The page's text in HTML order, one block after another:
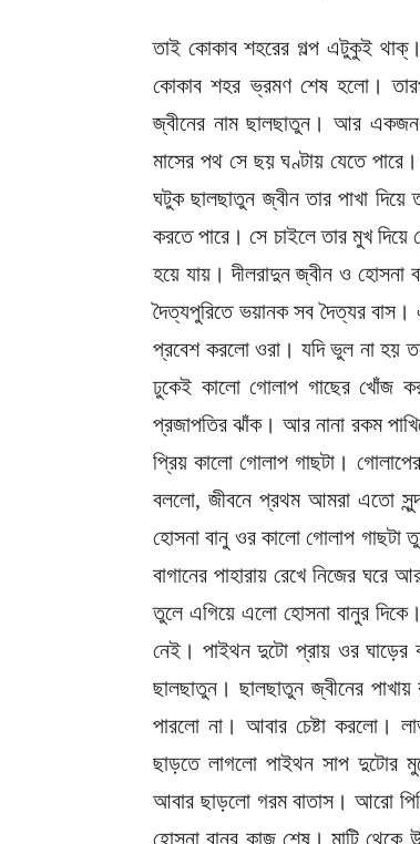
তাই কোকাব শহরের গল্প এটুকুই
কোকাব শহর ভ্রমণ শেষ হলো।
জ্বীনের নাম ছালছাতুন। আর একজন
মাসের পথ সে ছয় ঘণ্টায় যেতে
ঘটুক ছালছাতুন জ্বীন তার পাখা
করতে পারে। সে চাইলে তার মুখ
হয়ে যায়। দীলরাদুন জ্বীন ও হোসনা
দৈত্যপুরিতে ভয়ানক সব দৈত্যর বাস।
প্রবেশ করলো ওরা। যদি ভুল না হয়
ঢুকেই কালো গোলাপ গাছের খোঁজ
প্রজাপতির ঝাঁক। আর নানা রকম
প্রিয় কালো গোলাপ গাছটা।
বললো, জীবনে প্রথম আমরা এতো
হোসনা বানু ওর কালো গোলাপ গাছটা
বাগানের পাহারায় রেখে নিজের
তুলে এগিয়ে এলো হোসনা বানুর
নেই। পাইথন দুটো প্রায় ওর
ছালছাতুন। ছালছাতুন জ্বীনের
পারলো না। আবার চেষ্টা করলো।
ছাড়তে লাগলো পাইথন সাপ দুটোর
আবার ছাড়লো গরম বাতাস। আরো
হোসনা বানুর কাজ শেষ। মাটি